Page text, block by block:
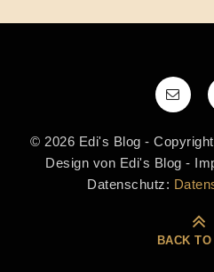
© 2026 Edi's Blog - Copyright
Design von Edi's Blog -
Datenschutz:
BACK